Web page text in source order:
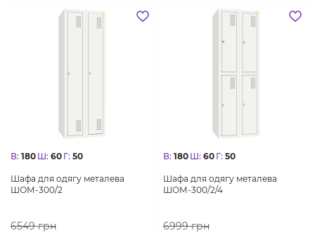
В: 180 Ш: 60 Г: 50
Шафа для одягу металева
ШОМ-300/2
6549грн
В: 180 Ш: 60 Г: 50
Шафа для одягу металева
ШОМ-300/2/4
6999грн